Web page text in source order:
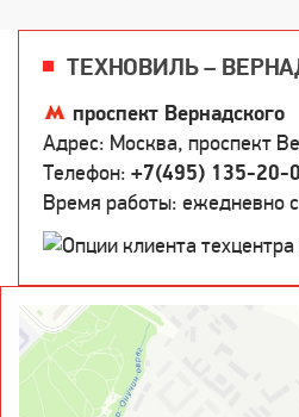
ТЕХНОВИЛЬ –
проспект Вернадского
Адрес: Москва, проспект
Телефон: +7(495) 135-20-
Время работы: ежедневно